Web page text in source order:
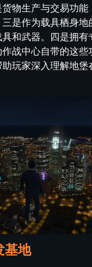
物生产与交易功能
是作为载具栖身地
和武器。四是拥有
战中心自带的这些
玩家深入理解地堡
基地